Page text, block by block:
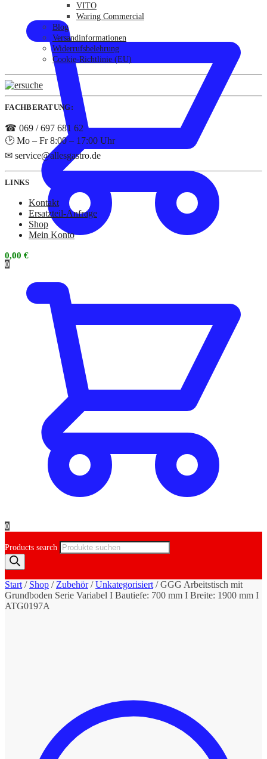
0
VITO
Waring Commercial
Blog
Versandinformationen
Widerrufsbelehrung
Cookie-Richtlinie (EU)
FACHBERATUNG:
☎ 069 / 697 681 62
🕑 Mo – Fr 8:00 – 17:00 Uhr
✉ service@allesgastro.de
LINKS
Kontakt
Ersatzteil-Anfrage
Shop
Mein Konto
0,00 €
0
Products search
Start / Shop / Zubehör/Unkategorisiert /GGG Arbeitstisch mit
Grundboden Serie Variabel I Bautiefe: 700 mm I Breite: 1900 mm I
ATG0197A